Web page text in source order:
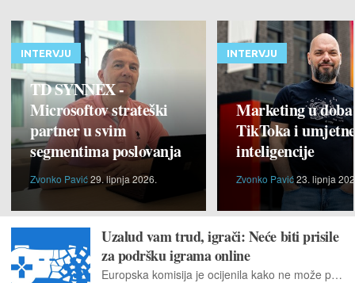
INTERVJU
TD SYNNEX -
Microsoftov strateški
partner u svim
segmentima poslovanja
Zvonko Pavić29. lipnja 2026.
INTERVJU
Marketing u doba
TikToka i umjetne
inteligencije
Zvonko Pavić23. lipnja
Uzalud vam trud, igrači: Neće biti prisile
za podršku igrama online
Europska komisija je ocijenila kako ne može puno toga poduzeti zbog postojećih zakona o autorskim pravima i intelektualnom vlasništvu